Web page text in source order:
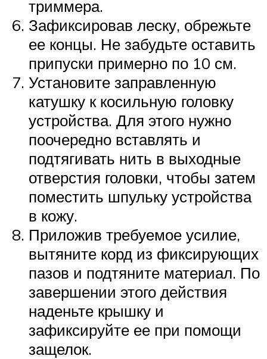
триммера.
Зафиксировав леску, обрежьте
ее концы. Не забудьте оставить
припуски примерно по 10 см.
Установите заправленную
катушку к косильную головку
устройства. Для этого нужно
поочередно вставлять и
подтягивать нить в выходные
отверстия головки, чтобы затем
поместить шпульку устройства
в кожу.
Приложив требуемое усилие,
вытяните корд из фиксирующих
пазов и подтяните материал. По
завершении этого действия
наденьте крышку и
зафиксируйте ее при помощи
защелок.